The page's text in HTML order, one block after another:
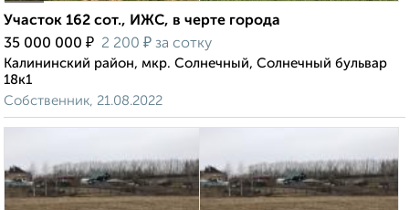
Участок 162 сот., ИЖС, в черте города
35 000 000 ₽ 2 200 ₽ за сотку
Калининский район, мкр. Солнечный, Солнечный бульвар
18к1
Собственник, 21.08.2022